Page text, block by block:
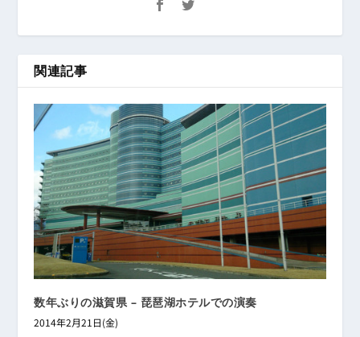
関連記事
数年ぶりの滋賀県 – 琵琶湖ホテルでの演奏
2014年2月21日(金)